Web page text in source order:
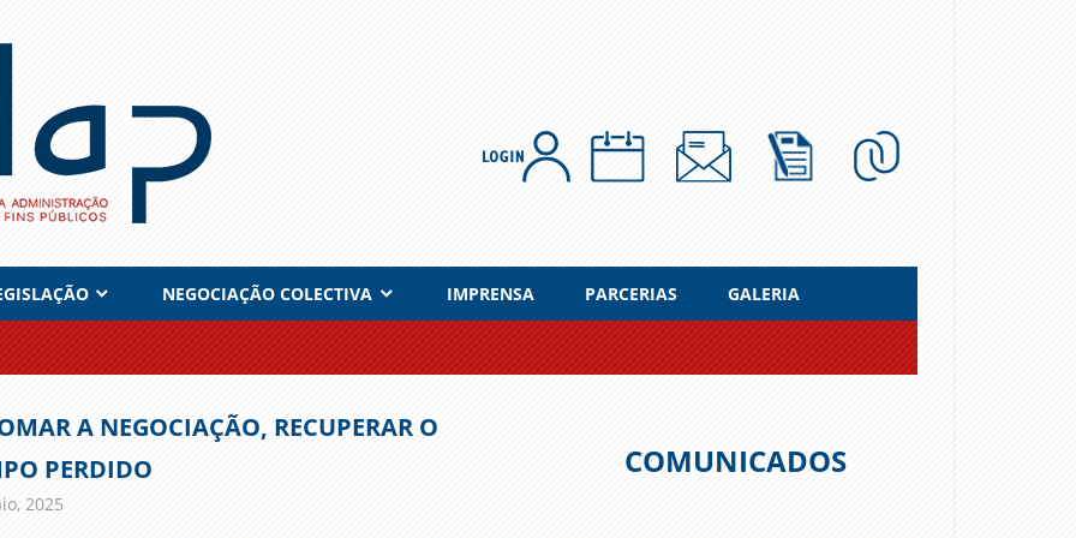
NEGOCIAÇÃO COLECTIVA IMPRENSA PARCERIAS GALERIA
A NEGOCIAÇÃO, RECUPERAR O
PERDIDO
2025
COMUNICADOS